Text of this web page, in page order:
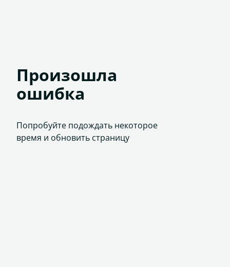
Произошла
ошибка
Попробуйте подождать некоторое
время и обновить страницу